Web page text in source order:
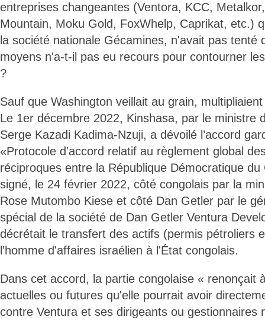
entreprises changeantes (Ventora, KCC,
Mountain, Moku Gold, FoxWhelp, Caprikat, etc.)
la société nationale Gécamines, n'avait pas tenté
moyens n'a-t-il pas eu recours pour contourner
?
Sauf que Washington veillait au grain,
Le 1er décembre 2022, Kinshasa, par le ministre
Serge Kazadi Kadima-Nzuji, a dévoilé l’accord
«Protocole d'accord relatif au règlement global
réciproques entre la République Démocratique
signé, le 24 février 2022, côté congolais par la
Rose Mutombo Kiese et côté Dan Getler par le
spécial de la société de Dan Getler Ventura
décrétait le transfert des actifs (permis pétroliers
l'homme d'affaires israélien à l'État congolais.
Dans cet accord, la partie congolaise « renonçait
actuelles ou futures qu'elle pourrait avoir
contre Ventura et ses dirigeants ou gestionnaires